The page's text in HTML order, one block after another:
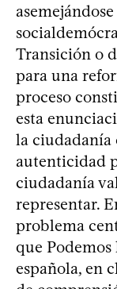
Transición o
para una
proceso
esta
la ciudadanía
autenticidad
ciudadanía
representar.
problema
que
española, en